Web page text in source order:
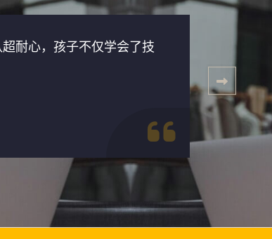
耐心，孩子不仅学会了技